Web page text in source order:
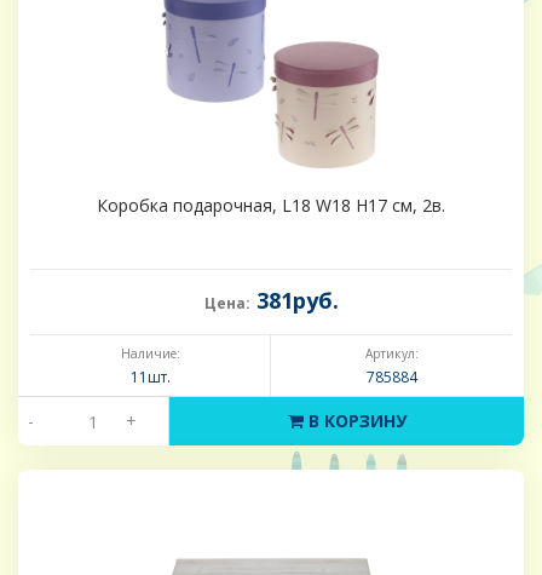
Коробка подарочная, L18 W18 H17 см, 2в.
Цена: 381руб.
Наличие:
11шт.
Артикул:
785884
- + В КОРЗИНУ